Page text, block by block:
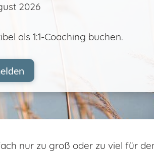
2026
als 1:1-Coaching buchen.
nur zu groß oder zu viel für